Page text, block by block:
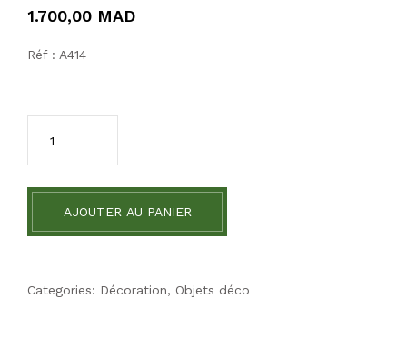
1.700,00 MAD
Réf : A414
AJOUTER AU PANIER
Categories: Décoration, Objets déco